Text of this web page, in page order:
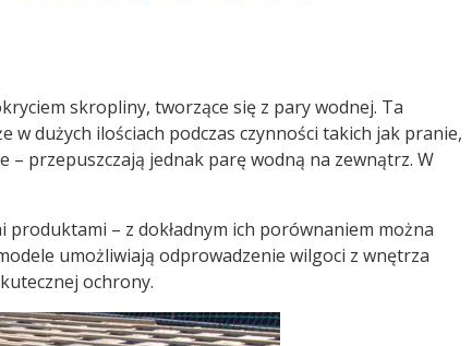
skropliny, tworzące się z pary wodnej. Ta
dużych ilościach podczas czynności takich jak pranie,
– przepuszczają jednak parę wodną na zewnątrz. W
produktami – z dokładnym ich porównaniem można
umożliwiają odprowadzenie wilgoci z wnętrza
ochrony.